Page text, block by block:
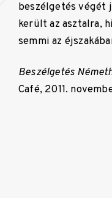
beszélgetés végét
került az asztalra,
semmi az
Beszélgetés
Café, 2011.